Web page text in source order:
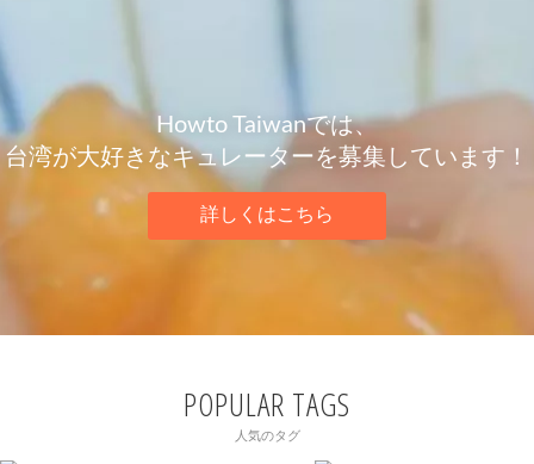
Howto Taiwanでは、
台湾が大好きなキュレーターを募集しています！
詳しくはこちら
POPULAR TAGS
人気のタグ